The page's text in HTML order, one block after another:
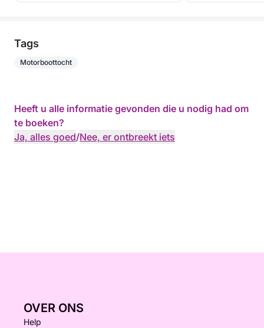
Tags
Motorboottocht
Heeft u alle informatie gevonden die u nodig had om
te boeken?
Ja, alles goed/Nee, er ontbreekt iets
OVER ONS
Help